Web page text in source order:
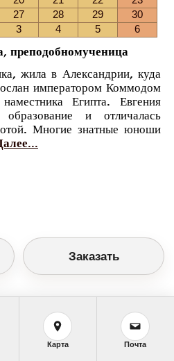
27 28 29
30
3 4 5 6
преподобномученица
жила в Александрии, куда
императором Коммодом
Египта. Евгения
образование и отличалась
Многие знатные юноши
Заказать
Карта Почта